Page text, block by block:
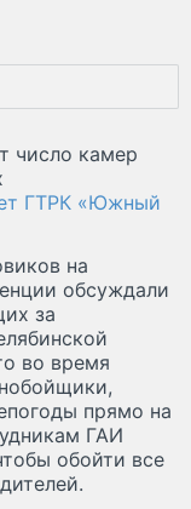
число камер
ГТРК «Южный
на
обсуждали
за
во время
прямо на
ГАИ
обойти все